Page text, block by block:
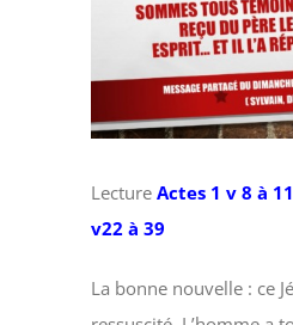
LectureActes 1 v 8 à 11
v22 à 39
La bonne nouvelle : ce